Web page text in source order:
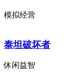
模拟经营
泰坦破坏者
休闲益智